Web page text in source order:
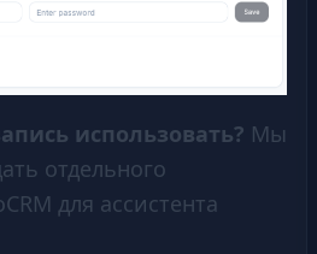
использовать? Мы
отдельного
для ассистента